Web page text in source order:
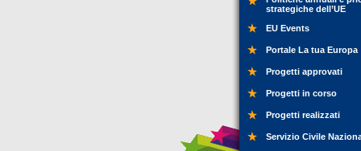
strategiche dell’UE
EU Events
Portale La tua Europa
Progetti approvati
Progetti in corso
Progetti realizzati
Servizio Civile